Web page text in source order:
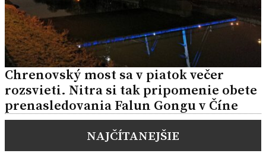
Chrenovský most sa v piatok večer
rozsvieti. Nitra si tak pripomenie obete
prenasledovania Falun Gongu v Číne
NAJČÍTANEJŠIE